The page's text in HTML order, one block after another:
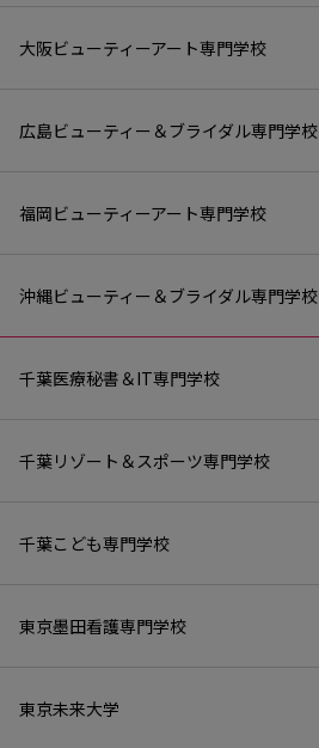
大阪ビューティーアート専門学校
広島ビューティー＆ブライダル専門学校
福岡ビューティーアート専門学校
沖縄ビューティー＆ブライダル専門学校
千葉医療秘書＆IT専門学校
千葉リゾート＆スポーツ専門学校
千葉こども専門学校
東京墨田看護専門学校
東京未来大学